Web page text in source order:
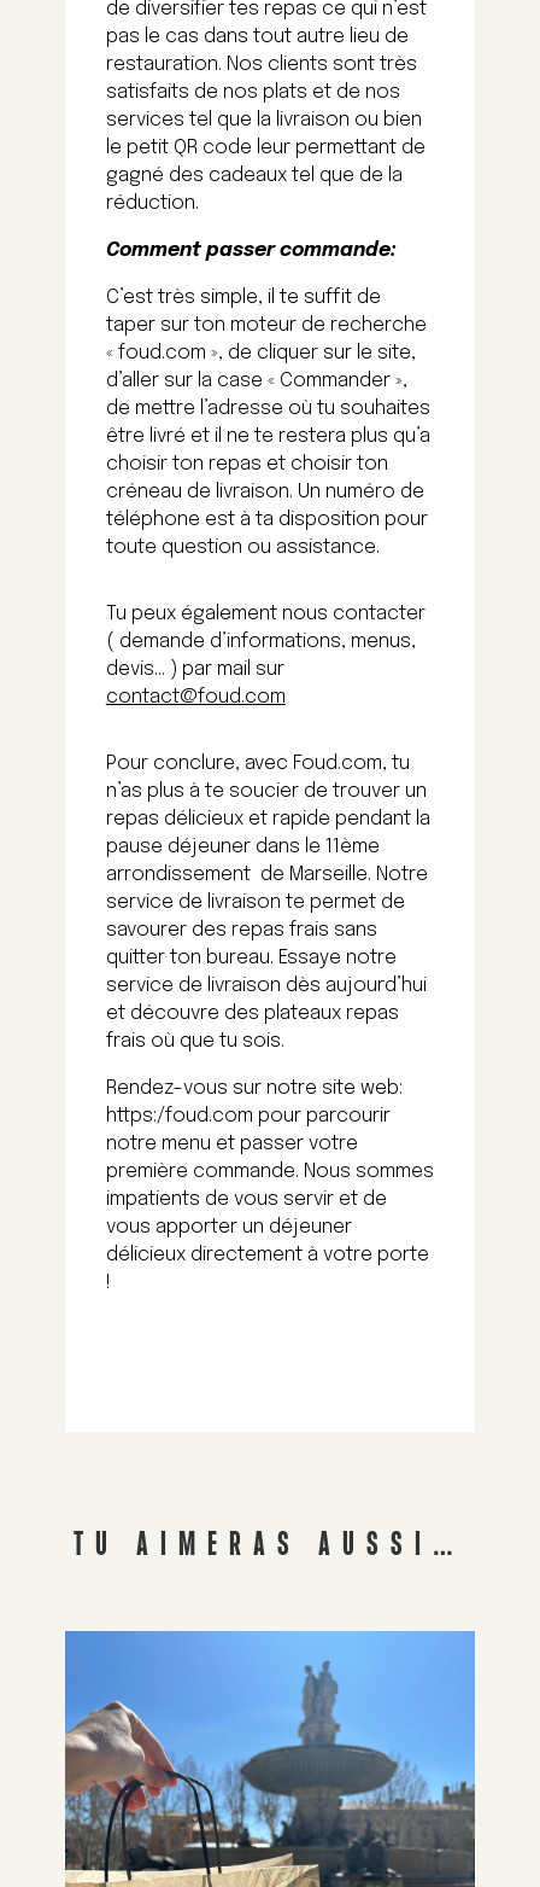
de diversifier tes repas ce qui n’est
pas le cas dans tout autre lieu de
restauration. Nos clients sont très
satisfaits de nos plats et de nos
services tel que la livraison ou bien
le petit QR code leur permettant de
gagné des cadeaux tel que de la
réduction.
Comment passer commande:
C’est très simple, il te suffit de
taper sur ton moteur de recherche
« foud.com », de cliquer sur le site,
d’aller sur la case « Commander »,
de mettre l’adresse où tu souhaites
être livré et il ne te restera plus qu’a
choisir ton repas et choisir ton
créneau de livraison. Un numéro de
téléphone est à ta disposition pour
toute question ou assistance.
Tu peux également nous contacter
( demande d’informations, menus,
devis… ) par mail sur
contact@foud.com
Pour conclure, avec Foud.com, tu
n’as plus à te soucier de trouver un
repas délicieux et rapide pendant la
pause déjeuner dans le 11ème
arrondissement de Marseille. Notre
service de livraison te permet de
savourer des repas frais sans
quitter ton bureau. Essaye notre
service de livraison dès aujourd’hui
et découvre des plateaux repas
frais où que tu sois.
Rendez-vous sur notre site web:
https:/foud.com pour parcourir
notre menu et passer votre
première commande. Nous sommes
impatients de vous servir et de
vous apporter un déjeuner
délicieux directement à votre porte
!
TU AIMERAS AUSSI…